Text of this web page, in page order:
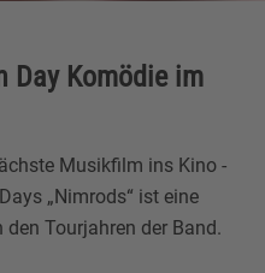
Day Komödie im
Musikfilm ins Kino -
„Nimrods“ ist eine
Tourjahren der Band.